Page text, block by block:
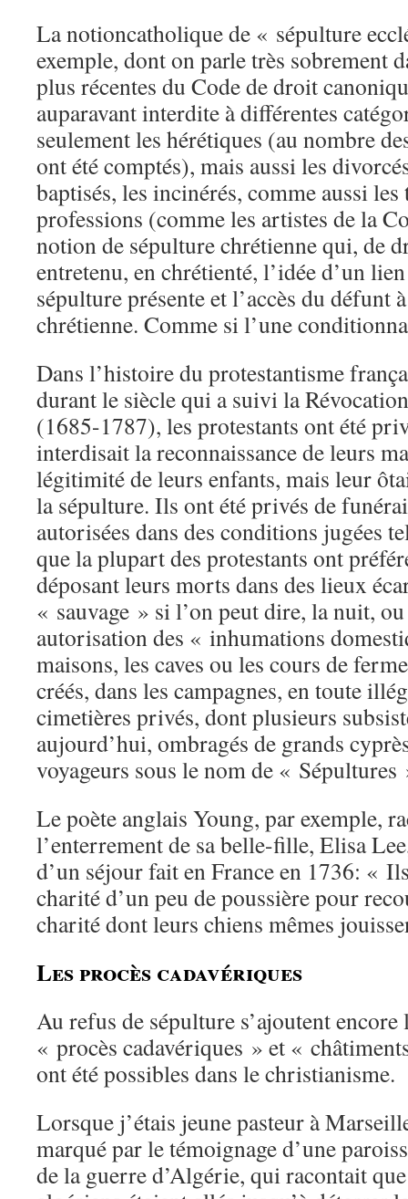
La notioncatholique de « sépulture
exemple, dont on parle très sobrement
plus récentes du Code de droit
auparavant interdite à différentes
seulement les hérétiques (au nombre
ont été comptés), mais aussi les
baptisés, les incinérés, comme aussi les
professions (comme les artistes de la
notion de sépulture chrétienne qui, de
entretenu, en chrétienté, l’idée d’un
sépulture présente et l’accès du défunt
chrétienne. Comme si l’une
Dans l’histoire du protestantisme
durant le siècle qui a suivi la
(1685-1787), les protestants ont été
interdisait la reconnaissance de leurs
légitimité de leurs enfants, mais leur
la sépulture. Ils ont été privés de
autorisées dans des conditions jugées
que la plupart des protestants ont
déposant leurs morts dans des lieux
« sauvage » si l’on peut dire, la nuit,
autorisation des « inhumations
maisons, les caves ou les cours de
créés, dans les campagnes, en toute
cimetières privés, dont plusieurs
aujourd’hui, ombragés de grands
voyageurs sous le nom de « Sépultures
Le poète anglais Young, par exemple,
l’enterrement de sa belle-fille, Elisa
d’un séjour fait en France en 1736: «
charité d’un peu de poussière pour
charité dont leurs chiens mêmes
Les procès cadavériques
Au refus de sépulture s’ajoutent
« procès cadavériques » et «
ont été possibles dans le christianisme.
Lorsque j’étais jeune pasteur à
marqué par le témoignage d’une
de la guerre d’Algérie, qui racontait